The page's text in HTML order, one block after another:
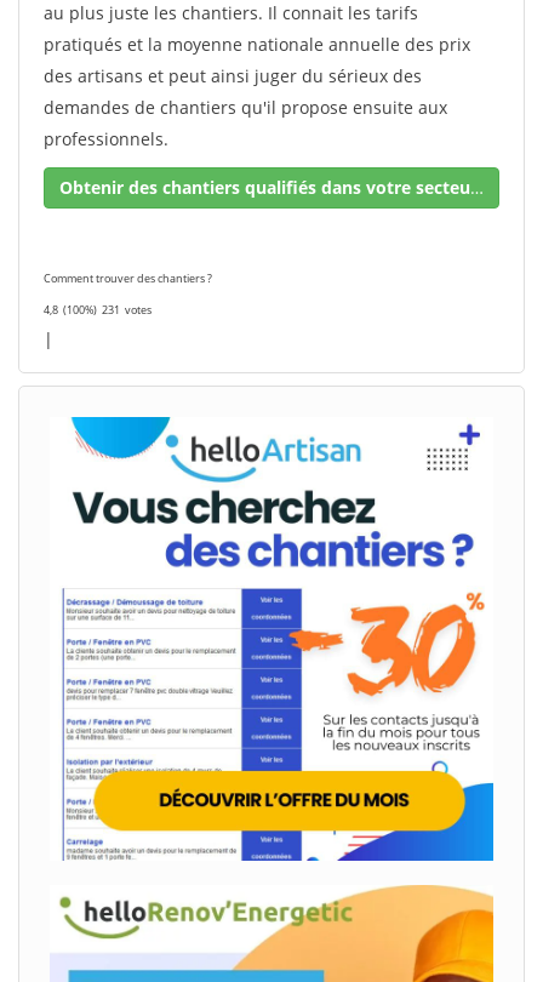
au plus juste les chantiers. Il connait les tarifs
pratiqués et la moyenne nationale annuelle des prix
des artisans et peut ainsi juger du sérieux des
demandes de chantiers qu'il propose ensuite aux
professionnels.
Obtenir des chantiers qualifiés dans votre secteur !
Comment trouver des chantiers ?
4,8 (100%) 231 votes
|